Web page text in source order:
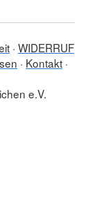
WIDERRUF
Kontakt
e.V.